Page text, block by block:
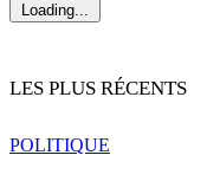
Loading...
LES PLUS RÉCENTS
POLITIQUE